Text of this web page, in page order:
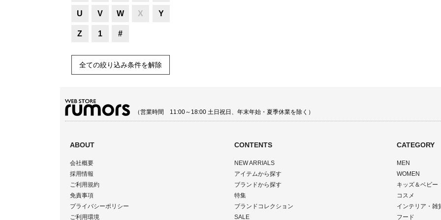
U V W X Y
Z 1 #
全ての絞り込み条件を解除
（営業時間 11:00～18:00 土日祝日、年末年始・夏季休業を除く）
ABOUT
会社概要
採用情報
ご利用規約
免責事項
プライバシーポリシー
ご利用環境
CONTENTS
NEW ARRIALS
アイテムから探す
ブランドから探す
特集
ブランドコレクション
SALE
CATEGORY
MEN
WOMEN
キッズ＆ベビー
コスメ
インテリア・雑
フード